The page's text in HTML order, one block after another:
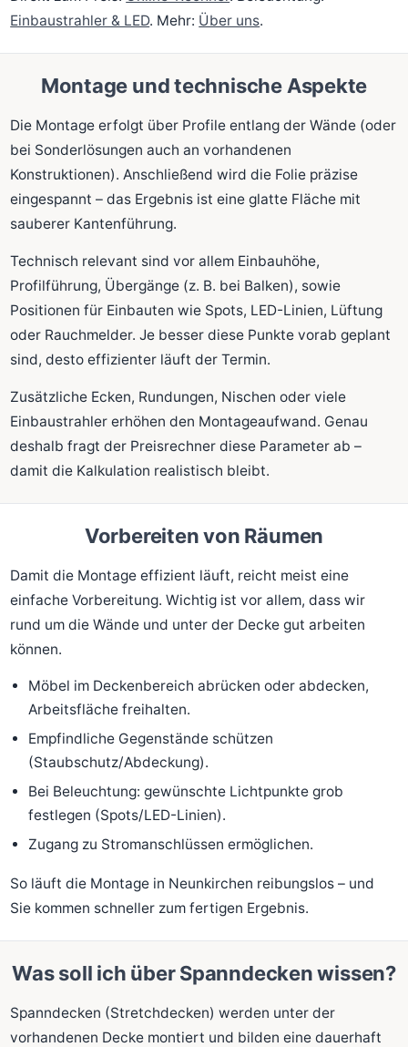
Einbaustrahler & LED. Mehr: Über uns.
Montage und technische Aspekte
Die Montage erfolgt über Profile entlang der Wände (oder
bei Sonderlösungen auch an vorhandenen
Konstruktionen). Anschließend wird die Folie präzise
eingespannt – das Ergebnis ist eine glatte Fläche mit
sauberer Kantenführung.
Technisch relevant sind vor allem Einbauhöhe,
Profilführung, Übergänge (z. B. bei Balken), sowie
Positionen für Einbauten wie Spots, LED-Linien, Lüftung
oder Rauchmelder. Je besser diese Punkte vorab geplant
sind, desto effizienter läuft der Termin.
Zusätzliche Ecken, Rundungen, Nischen oder viele
Einbaustrahler erhöhen den Montageaufwand. Genau
deshalb fragt der Preisrechner diese Parameter ab –
damit die Kalkulation realistisch bleibt.
Vorbereiten von Räumen
Damit die Montage effizient läuft, reicht meist eine
einfache Vorbereitung. Wichtig ist vor allem, dass wir
rund um die Wände und unter der Decke gut arbeiten
können.
Möbel im Deckenbereich abrücken oder abdecken,
Arbeitsfläche freihalten.
Empfindliche Gegenstände schützen
(Staubschutz/Abdeckung).
Bei Beleuchtung: gewünschte Lichtpunkte grob
festlegen (Spots/LED-Linien).
Zugang zu Stromanschlüssen ermöglichen.
So läuft die Montage in Neunkirchen reibungslos – und
Sie kommen schneller zum fertigen Ergebnis.
Was soll ich über Spanndecken wissen?
Spanndecken (Stretchdecken) werden unter der
vorhandenen Decke montiert und bilden eine dauerhaft